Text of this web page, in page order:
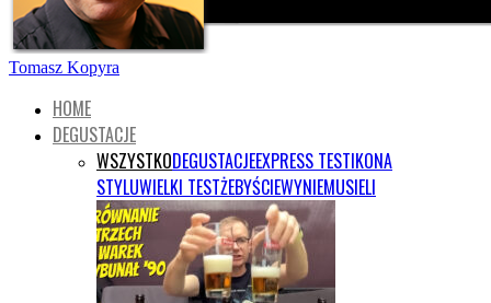
Tomasz Kopyra
HOME
DEGUSTACJE
WSZYSTKODEGUSTACJEEXPRESS TESTIKONA
STYLUWIELKI TESTŻEBYŚCIEWYNIEMUSIELI